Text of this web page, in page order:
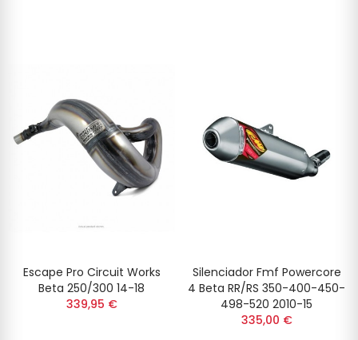
Escape Pro Circuit Works
Beta 250/300 14-18
339,95 €
Silenciador Fmf Powercore
4 Beta RR/RS 350-400-450-
498-520 2010-15
335,00 €